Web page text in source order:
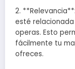
2.
esté
operas. Esto
fácilmente tu
ofreces.